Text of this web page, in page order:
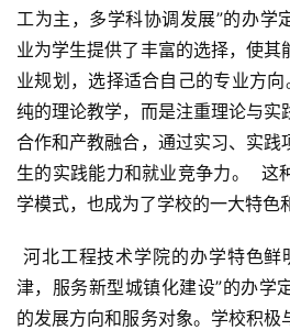
工为主，多学科协调发展”的办学
业为学生提供了丰富的选择，使其
业规划，选择适合自己的专业方
纯的理论教学，而是注重理论与实
合作和产教融合，通过实习、实践
生的实践能力和就业竞争力。  这
学模式，也成为了学校的一大特色
津，服务新型城镇化建设”的办学
的发展方向和服务对象。学校积极